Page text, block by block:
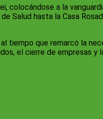
colocándose a la
Salud hasta la Casa
tiempo que remarcó la
el cierre de empresas y